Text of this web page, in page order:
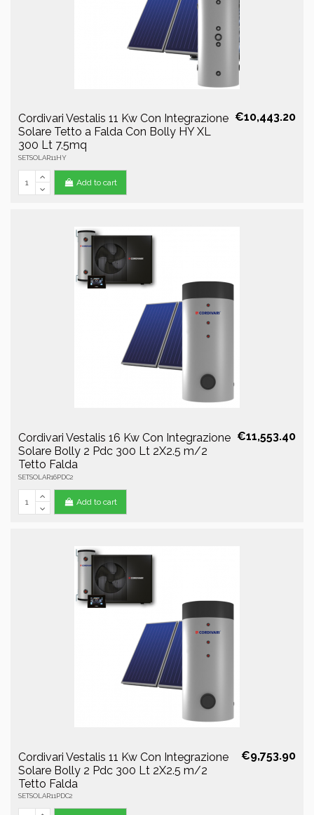
Cordivari Vestalis 11 Kw Con Integrazione
Solare Tetto a Falda Con Bolly HY XL
300 Lt 7.5mq
SETSOLAR11HY
€10,443.20
Add to cart
Cordivari Vestalis 16 Kw Con Integrazione
Solare Bolly 2 Pdc 300 Lt 2X2.5 m/2
Tetto Falda
SETSOLAR16PDC2
€11,553.40
Add to cart
Cordivari Vestalis 11 Kw Con Integrazione
Solare Bolly 2 Pdc 300 Lt 2X2.5 m/2
Tetto Falda
SETSOLAR11PDC2
€9,753.90